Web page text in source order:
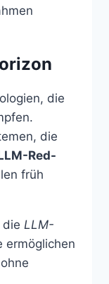
die
die
Red-
früh
die LLM-
ermöglichen